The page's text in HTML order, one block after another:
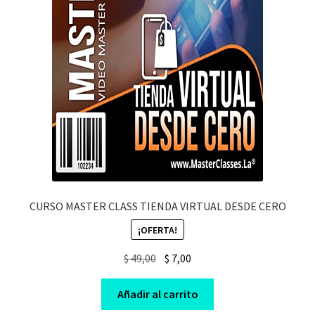
CURSO MASTER CLASS TIENDA VIRTUAL DESDE CERO
¡OFERTA!
$49,00 Original
price
was:
$ 49,00.
$ 7,00
price
is:
$ 7,00.
Añadir al carrito